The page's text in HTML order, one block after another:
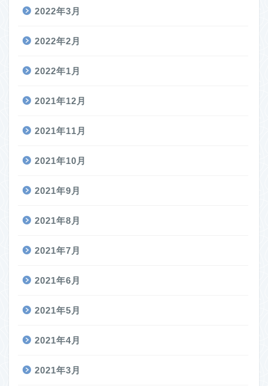
2022年3月
2022年2月
2022年1月
2021年12月
2021年11月
2021年10月
2021年9月
2021年8月
2021年7月
2021年6月
2021年5月
2021年4月
2021年3月